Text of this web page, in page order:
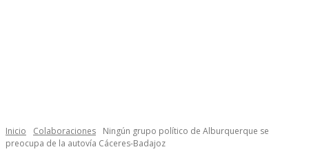
Inicio Colaboraciones
Ningún grupo político de Alburquerque se
preocupa de la autovía Cáceres-Badajoz